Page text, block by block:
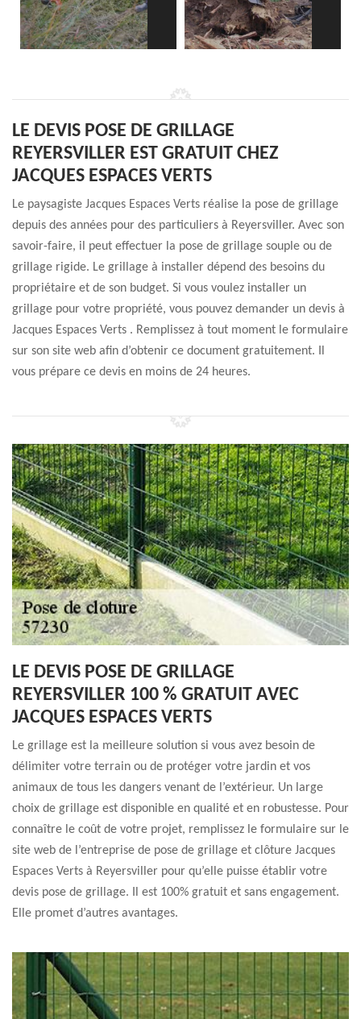
LE DEVIS POSE DE GRILLAGE
REYERSVILLER EST GRATUIT CHEZ
JACQUES ESPACES VERTS
Le paysagiste Jacques Espaces Verts réalise la pose de grillage
depuis des années pour des particuliers à Reyersviller. Avec son
savoir-faire, il peut effectuer la pose de grillage souple ou de
grillage rigide. Le grillage à installer dépend des besoins du
propriétaire et de son budget. Si vous voulez installer un
grillage pour votre propriété, vous pouvez demander un devis à
Jacques Espaces Verts . Remplissez à tout moment le formulaire
sur son site web afin d’obtenir ce document gratuitement. Il
vous prépare ce devis en moins de 24 heures.
LE DEVIS POSE DE GRILLAGE
REYERSVILLER 100 % GRATUIT AVEC
JACQUES ESPACES VERTS
Le grillage est la meilleure solution si vous avez besoin de
délimiter votre terrain ou de protéger votre jardin et vos
animaux de tous les dangers venant de l’extérieur. Un large
choix de grillage est disponible en qualité et en robustesse. Pour
connaître le coût de votre projet, remplissez le formulaire sur le
site web de l’entreprise de pose de grillage et clôture Jacques
Espaces Verts à Reyersviller pour qu’elle puisse établir votre
devis pose de grillage. Il est 100% gratuit et sans engagement.
Elle promet d’autres avantages.